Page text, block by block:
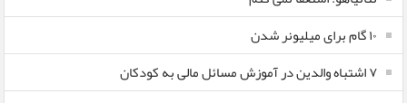
۱۰ گام برای میلیونر شدن
۷ اشتباه والدین در آموزش مسائل مالی به کودکان